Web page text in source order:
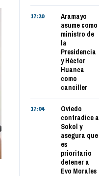
17:20
Aramayo
asume como
ministro de
la
Presidencia
y Héctor
Huanca
como
canciller
17:04
Oviedo
contradice a
Sokol y
asegura que
es
prioritario
detener a
Evo Morales